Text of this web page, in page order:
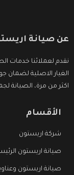
عن صيانة
نقدم لعملائنا خدمات
الغيار الاصلية لضمان
اكثر من مرة، الصيانة
الأقسام
شركة اريستون
صيانة اريستون
صيانة اريستون